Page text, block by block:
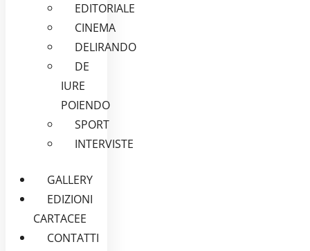
EDITORIALE
CINEMA
DELIRANDO
DE
IURE
POIENDO
SPORT
INTERVISTE
GALLERY
EDIZIONI
CARTACEE
CONTATTI